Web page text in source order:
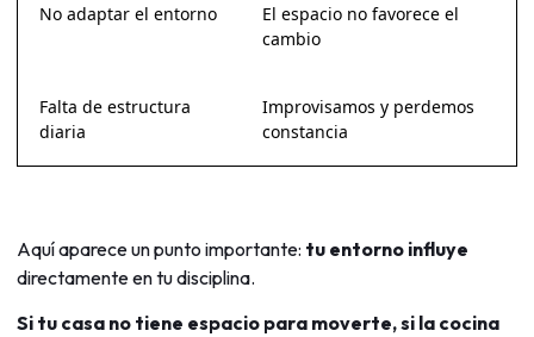
No adaptar el entorno
El espacio no favorece el
cambio
Falta de estructura
diaria
Improvisamos y perdemos
constancia
Aquí aparece un punto importante: tu entorno influye
directamente en tu disciplina.
Si tu casa no tiene espacio para moverte, si la cocina